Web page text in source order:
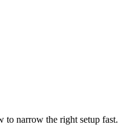
to narrow the right setup fast.